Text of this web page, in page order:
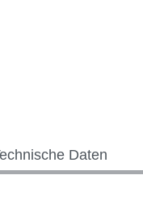
Daten